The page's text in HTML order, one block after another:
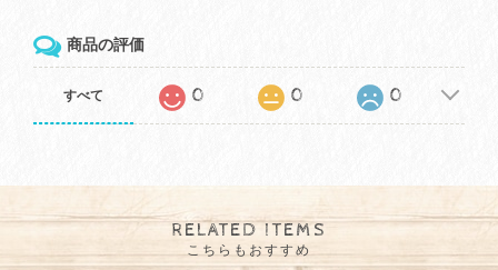
商品の評価
すべて 0 0 0
RELATED ITEMS
こちらもおすすめ